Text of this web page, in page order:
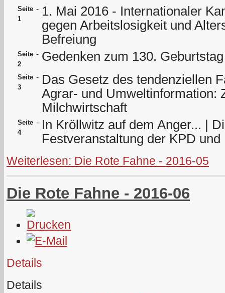
Seite
1
- 1. Mai 2016 - Internationaler
gegen Arbeitslosigkeit und
Befreiung
Seite
2
- Gedenken zum 130.
Seite
3
- Das Gesetz des tendenziellen
Agrar- und Umweltinformation:
Milchwirtschaft
Seite
4
- In Kröllwitz auf dem Anger... |
Festveranstaltung der KPD
Weiterlesen: Die Rote Fahne - 2016-05
Die Rote Fahne - 2016-06
Details
Details